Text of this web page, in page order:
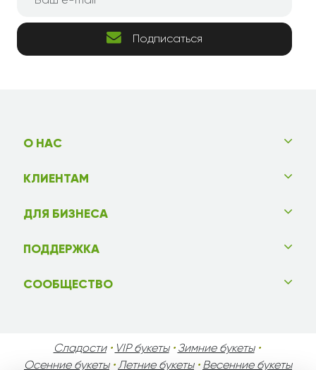
Подписаться
О НАС
КЛИЕНТАМ
ДЛЯ БИЗНЕСА
ПОДДЕРЖКА
СООБЩЕСТВО
Сладости• VIP букеты• Зимние букеты•
Осенние букеты•Летние букеты• Весенние букеты